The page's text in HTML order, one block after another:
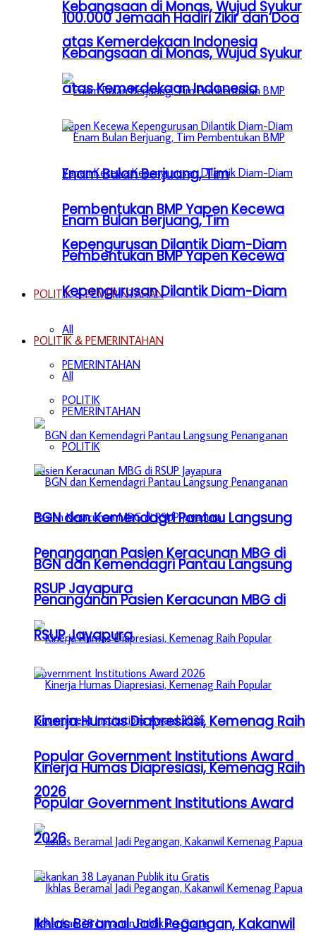
Kebangsaan di Monas, Wujud Syukur
atas Kemerdekaan Indonesia
Enam Bulan Berjuang, Tim
Pembentukan BMP Yapen Kecewa
Kepengurusan Dilantik Diam-Diam
POLITIK & PEMERINTAHAN
All
PEMERINTAHAN
POLITIK
BGN dan Kemendagri Pantau Langsung
Penanganan Pasien Keracunan MBG di
RSUP Jayapura
Kinerja Humas Diapresiasi, Kemenag Raih
Popular Government Institutions Award
2026
Ikhlas Beramal Jadi Pegangan, Kakanwil
100.000 Jemaah Hadiri Zikir dan Doa
Kebangsaan di Monas, Wujud Syukur
atas Kemerdekaan Indonesia
Enam Bulan Berjuang, Tim
Pembentukan BMP Yapen Kecewa
Kepengurusan Dilantik Diam-Diam
POLITIK & PEMERINTAHAN
All
PEMERINTAHAN
POLITIK
BGN dan Kemendagri Pantau Langsung
Penanganan Pasien Keracunan MBG di
RSUP Jayapura
Kinerja Humas Diapresiasi, Kemenag Raih
Popular Government Institutions Award
2026